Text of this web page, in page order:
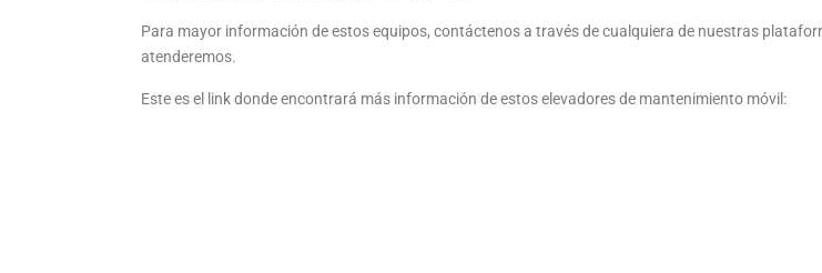
Para mayor información de estos equipos, contáctenos a través de cualquiera de nuestras
atenderemos.
Este es el link donde encontrará más información de estos elevadores de mantenimiento móvil: